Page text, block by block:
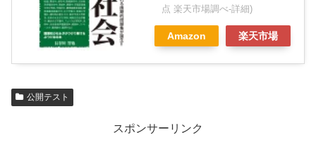
点 楽天市場調べ-詳細)
Amazon 楽天市場
公開テスト
スポンサーリンク